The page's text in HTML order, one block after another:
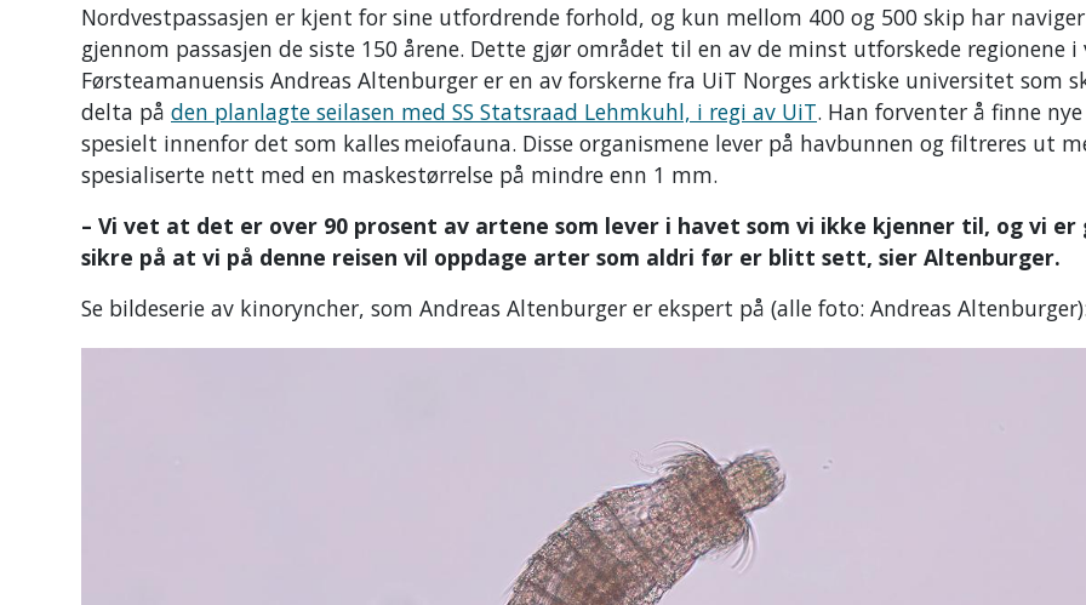
Nordvestpassasjen er kjent for sine utfordrende forhold, og kun mellom 400 og 500 skip har
gjennom passasjen de siste 150 årene. Dette gjør området til en av de minst utforskede regionene i
Førsteamanuensis Andreas Altenburger er en av forskerne fra UiT Norges arktiske universitet som
delta på den planlagte seilasen med SS Statsraad Lehmkuhl, i regi av UiT. Han forventer å finne
spesielt innenfor det som kalles meiofauna. Disse organismene lever på havbunnen og filtreres ut
spesialiserte nett med en maskestørrelse på mindre enn 1 mm.
– Vi vet at det er over 90 prosent av artene som lever i havet som vi ikke kjenner til, og vi er
sikre på at vi på denne reisen vil oppdage arter som aldri før er blitt sett, sier Altenburger.
Se bildeserie av kinoryncher, som Andreas Altenburger er ekspert på (alle foto: Andreas